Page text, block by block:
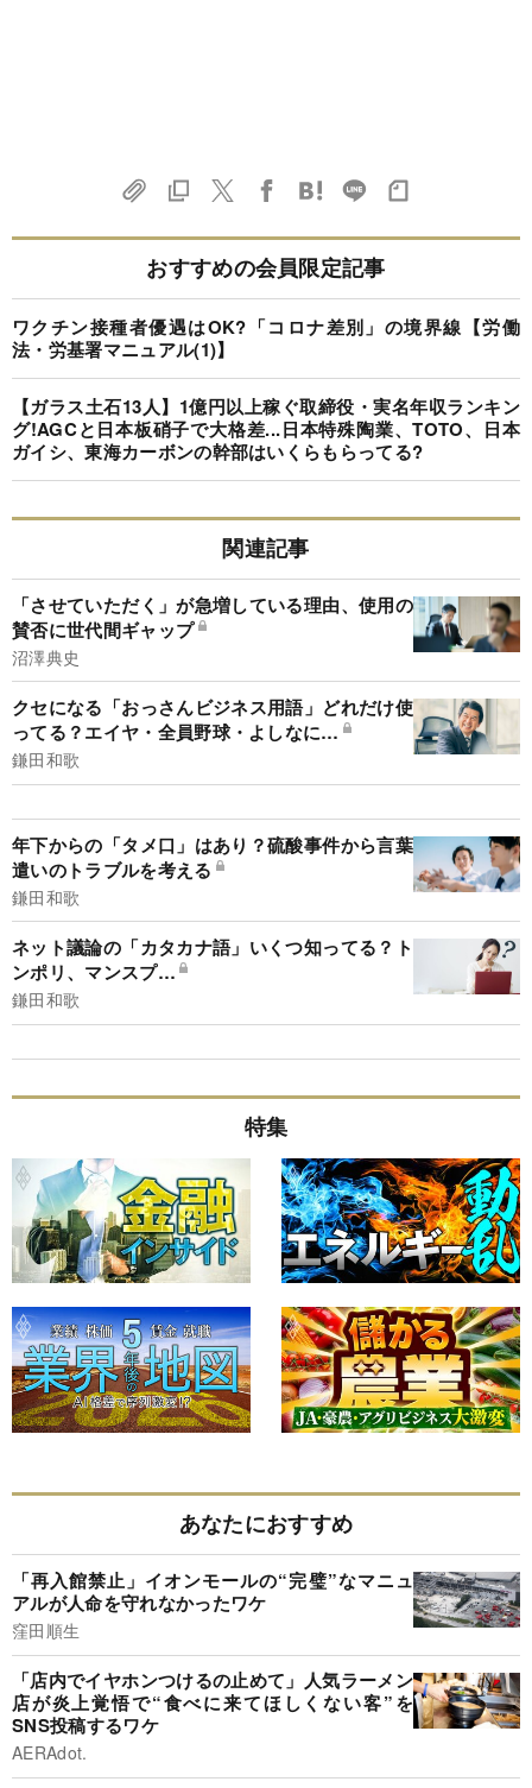
おすすめの会員限定記事
ワクチン接種者優遇はOK?「コロナ差別」の境界線【労働
法・労基署マニュアル(1)】
【ガラス土石13人】1億円以上稼ぐ取締役・実名年収ランキン
グ!AGCと日本板硝子で大格差...日本特殊陶業、TOTO、日本
ガイシ、東海カーボンの幹部はいくらもらってる?
関連記事
「させていただく」が急増している理由、使用の
賛否に世代間ギャップ
沼澤典史
クセになる「おっさんビジネス用語」どれだけ使
ってる？エイヤ・全員野球・よしなに…
鎌田和歌
年下からの「タメ口」はあり？硫酸事件から言葉
遣いのトラブルを考える
鎌田和歌
ネット議論の「カタカナ語」いくつ知ってる？ト
ンポリ、マンスプ…
鎌田和歌
特集
あなたにおすすめ
「再入館禁止」イオンモールの“完璧”なマニュ
アルが人命を守れなかったワケ
窪田順生
「店内でイヤホンつけるの止めて」人気ラーメン
店が炎上覚悟で“食べに来てほしくない客”を
SNS投稿するワケ
AERAdot.